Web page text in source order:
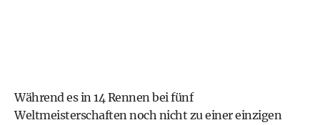
Während es in 14 Rennen bei fünf
Weltmeisterschaften noch nicht zu einer einzigen